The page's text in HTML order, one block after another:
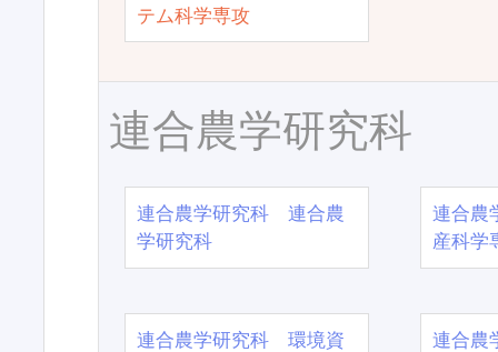
テム科学専攻
連合農学研究科
連合農学研究科 連合農
学研究科
連合農
産科学
連合農学研究科 環境資
連合農